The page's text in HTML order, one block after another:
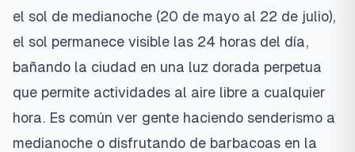
el sol de medianoche (20 de mayo al 22 de julio),
el sol permanece visible las 24 horas del día,
bañando la ciudad en una luz dorada perpetua
que permite actividades al aire libre a cualquier
hora. Es común ver gente haciendo senderismo a
medianoche o disfrutando de barbacoas en la